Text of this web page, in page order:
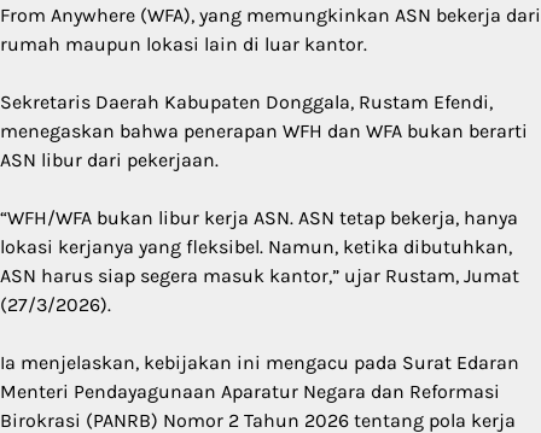
From Anywhere (WFA), yang memungkinkan ASN bekerja dari
rumah maupun lokasi lain di luar kantor.
Sekretaris Daerah Kabupaten Donggala, Rustam Efendi,
menegaskan bahwa penerapan WFH dan WFA bukan berarti
ASN libur dari pekerjaan.
“WFH/WFA bukan libur kerja ASN. ASN tetap bekerja, hanya
lokasi kerjanya yang fleksibel. Namun, ketika dibutuhkan,
ASN harus siap segera masuk kantor,” ujar Rustam, Jumat
(27/3/2026).
Ia menjelaskan, kebijakan ini mengacu pada Surat Edaran
Menteri Pendayagunaan Aparatur Negara dan Reformasi
Birokrasi (PANRB) Nomor 2 Tahun 2026 tentang pola kerja